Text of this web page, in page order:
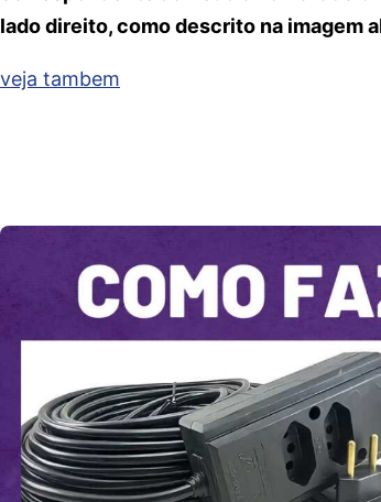
lado direito, como descrito na imagem
veja tambem